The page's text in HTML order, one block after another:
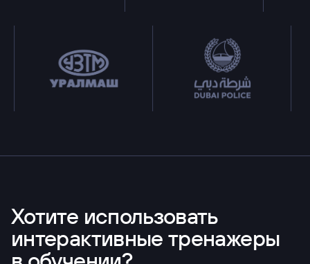
Хотите использовать
интерактивные тренажеры